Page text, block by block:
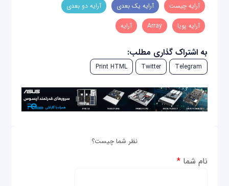
آرایه چیست آرایه یک بعدی آرایه دو بعدی
آرایه پویا Array آرایه
به اشتراک گذاری مطلب:
Telegram
Twitter
Print HTML
نظر شما چیست؟
نام شما*